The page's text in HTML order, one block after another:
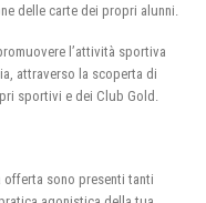
delle carte dei propri alunni.
l’attività sportiva
attraverso la scoperta di
sportivi e dei Club Gold.
offerta sono presenti tanti